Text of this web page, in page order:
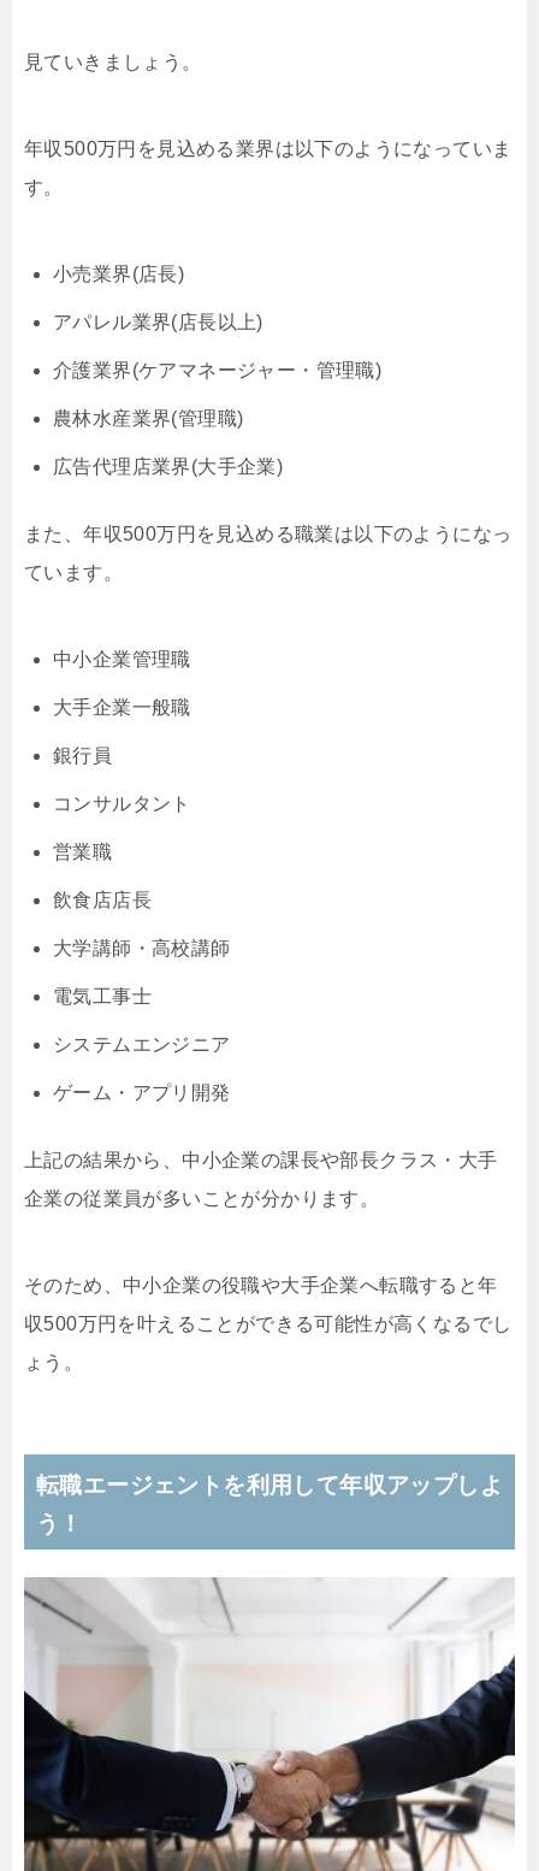
見ていきましょう。
年収500万円を見込める業界は以下のようになっていま
す。
小売業界(店長)
アパレル業界(店長以上)
介護業界(ケアマネージャー・管理職)
農林水産業界(管理職)
広告代理店業界(大手企業)
また、年収500万円を見込める職業は以下のようになっ
ています。
中小企業管理職
大手企業一般職
銀行員
コンサルタント
営業職
飲食店店長
大学講師・高校講師
電気工事士
システムエンジニア
ゲーム・アプリ開発
上記の結果から、中小企業の課長や部長クラス・大手
企業の従業員が多いことが分かります。
そのため、中小企業の役職や大手企業へ転職すると年
収500万円を叶えることができる可能性が高くなるでし
ょう。
転職エージェントを利用して年収アップしよ
う！